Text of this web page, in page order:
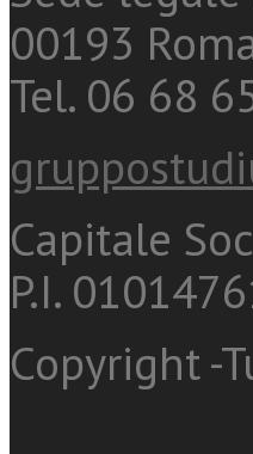
00193
Tel. 06 68
Capitale
P.I.
Copyright -